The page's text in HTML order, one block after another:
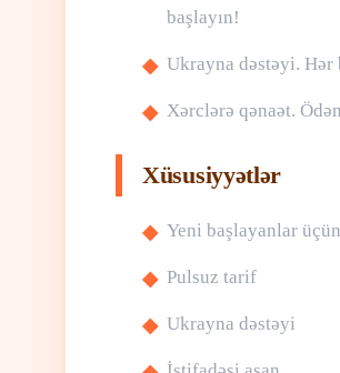
başlayın!
Ukrayna dəstəyi. Hər
Xərclərə qənaət.
Xüsusiyyətlər
Yeni başlayanlar
Pulsuz tarif
Ukrayna dəstəyi